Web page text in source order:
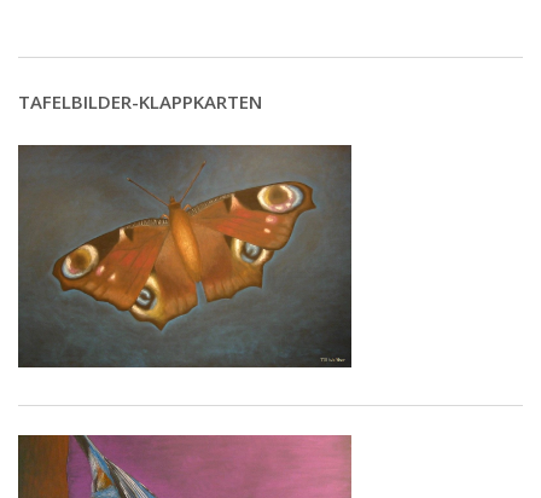
TAFELBILDER-KLAPPKARTEN